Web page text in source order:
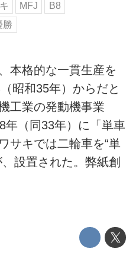
MFJ
B8
勝
本格的な一貫生産を
昭和35年）からだと
工業の発動機事業
年（同33年）に「単車
サキでは二輪車を“単
設置された。弊紙創